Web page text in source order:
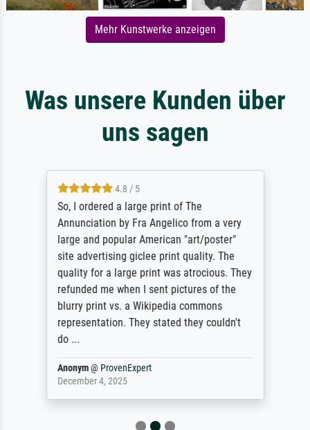
Mehr Kunstwerke anzeigen
Was unsere Kunden über
uns sagen
4.8 / 5
So, I ordered a large print of The
Annunciation by Fra Angelico from a very
large and popular American "art/poster"
site advertising giclee print quality. The
quality for a large print was atrocious. They
refunded me when I sent pictures of the
blurry print vs. a Wikipedia commons
representation. They stated they couldn't
do ...
Anonym@ ProvenExpert
December 4, 2025